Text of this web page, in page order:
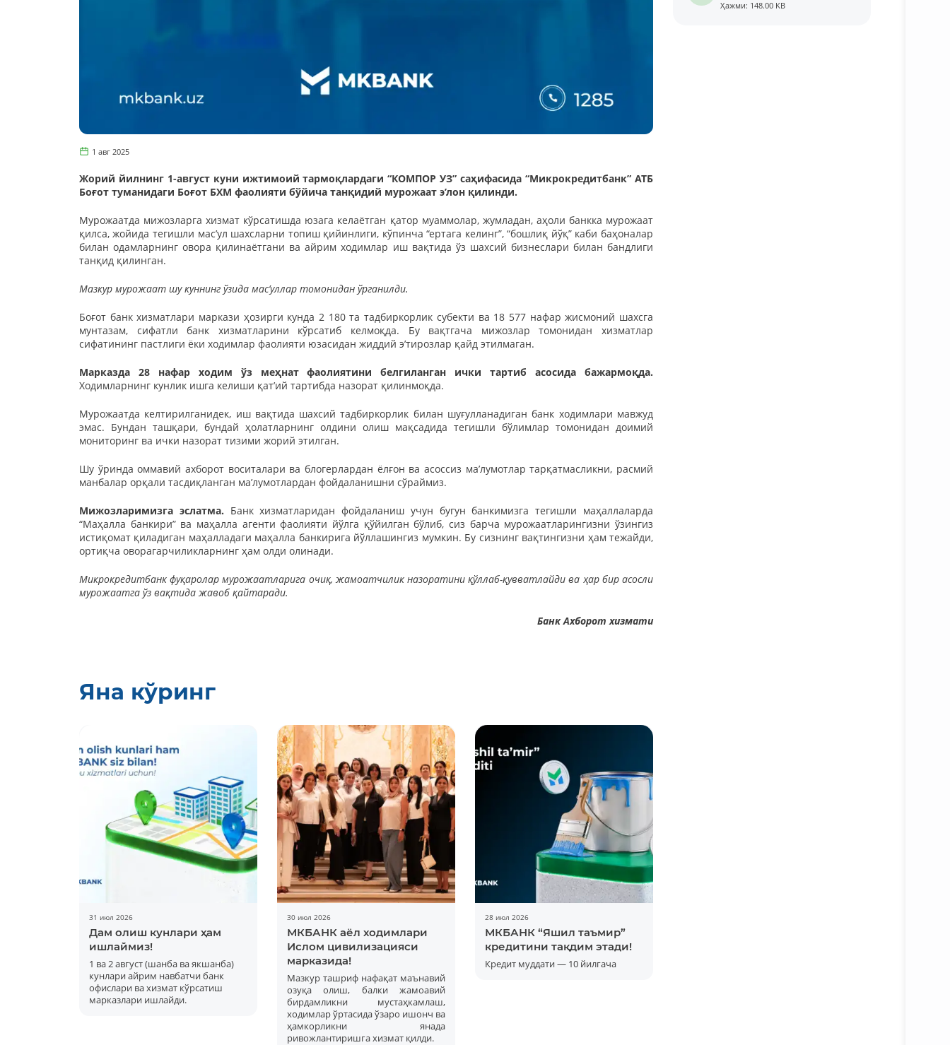
1 авг 2025
Жорий йилнинг 1-август куни ижтимоий тармоқлардаги “КОМПОР УЗ” саҳифасида “Микрокредитбанк” АТБ
Боғот туманидаги Боғот БХМ фаолияти бўйича танқидий мурожаат э’лон қилинди.
Мурожаатда мижозларга хизмат кўрсатишда юзага келаётган қатор муаммолар, жумладан, аҳоли банкка мурожаат
қилса, жойида тегишли масʼул шахсларни топиш қийинлиги, кўпинча “ертага келинг”, “бошлиқ йўқ” каби баҳоналар
билан одамларнинг овора қилинаётгани ва айрим ходимлар иш вақтида ўз шахсий бизнеслари билан бандлиги
танқид қилинган.
Мазкур мурожаат шу куннинг ўзида мас’уллар томонидан ўрганилди.
Боғот банк хизматлари маркази ҳозирги кунда 2 180 та тадбиркорлик субекти ва 18 577 нафар жисмоний шахсга
мунтазам, сифатли банк хизматларини кўрсатиб келмоқда. Бу вақтгача мижозлар томонидан хизматлар
сифатининг пастлиги ёки ходимлар фаолияти юзасидан жиддий эʼтирозлар қайд этилмаган.
Марказда 28 нафар ходим ўз меҳнат фаолиятини белгиланган ички тартиб асосида бажармоқда.
Ходимларнинг кунлик ишга келиши қатʼий тартибда назорат қилинмоқда.
Мурожаатда келтирилганидек, иш вақтида шахсий тадбиркорлик билан шуғулланадиган банк ходимлари мавжуд
эмас. Бундан ташқари, бундай ҳолатларнинг олдини олиш мақсадида тегишли бўлимлар томонидан доимий
мониторинг ва ички назорат тизими жорий этилган.
Шу ўринда оммавий ахборот воситалари ва блогерлардан ёлғон ва асоссиз маʼлумотлар тарқатмасликни, расмий
манбалар орқали тасдиқланган маʼлумотлардан фойдаланишни сўраймиз.
Мижозларимизга эслатма. Банк хизматларидан фойдаланиш учун бугун банкимизга тегишли маҳаллаларда
“Маҳалла банкири” ва маҳалла агенти фаолияти йўлга қўйилган бўлиб, сиз барча мурожаатларингизни ўзингиз
истиқомат қиладиган маҳалладаги маҳалла банкирига йўллашингиз мумкин. Бу сизнинг вақтингизни ҳам тежайди,
ортиқча оворагарчиликларнинг ҳам олди олинади.
Микрокредитбанк фуқаролар мурожаатларига очиқ, жамоатчилик назоратини қўллаб-қувватлайди ва ҳар бир асосли
мурожаатга ўз вақтида жавоб қайтаради.
Банк Ахборот хизмати
Яна кўринг
31 июл 2026
Дам олиш кунлари ҳам
ишлаймиз!
1 ва 2 август (шанба ва якшанба)
кунлари айрим навбатчи банк
офислари ва хизмат кўрсатиш
марказлари ишлайди.
30 июл 2026
МКБАНК аёл ходимлари
Ислом цивилизацияси
марказида!
Мазкур ташриф нафақат маънавий
озуқа олиш, балки жамоавий
бирдамликни мустаҳкамлаш,
ходимлар ўртасида ўзаро ишонч ва
ҳамкорликни янада
ривожлантиришга хизмат қилди.
28 июл 2026
МКБАНК “Яшил таъмир”
кредитини тақдим этади!
Кредит муддати — 10 йилгача
Ҳажми: 148.00 KB
Батафсил